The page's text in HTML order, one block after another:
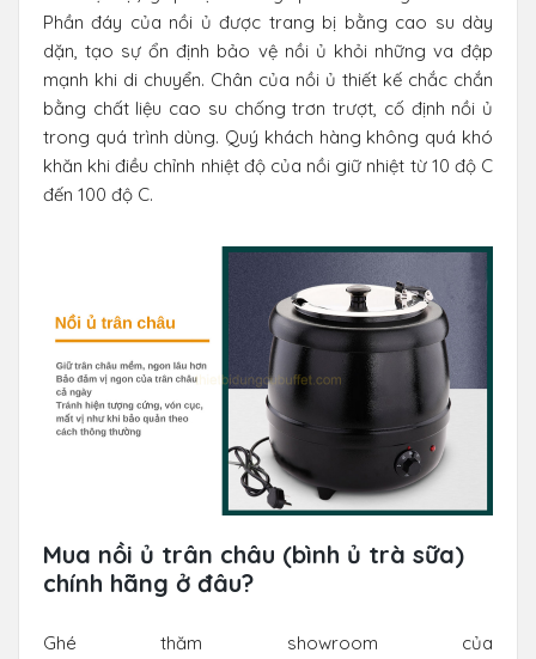
Phần đáy của nồi ủ được trang bị bằng cao su dày
dặn, tạo sự ổn định bảo vệ nồi ủ khỏi những va đập
mạnh khi di chuyển. Chân của nồi ủ thiết kế chắc chắn
bằng chất liệu cao su chống trơn trượt, cố định nồi ủ
trong quá trình dùng. Quý khách hàng không quá khó
khăn khi điều chỉnh nhiệt độ của nồi giữ nhiệt từ 10 độ C
đến 100 độ C.
Mua nồi ủ trân châu (bình ủ trà sữa)
chính hãng ở đâu?
Ghé thăm showroom của